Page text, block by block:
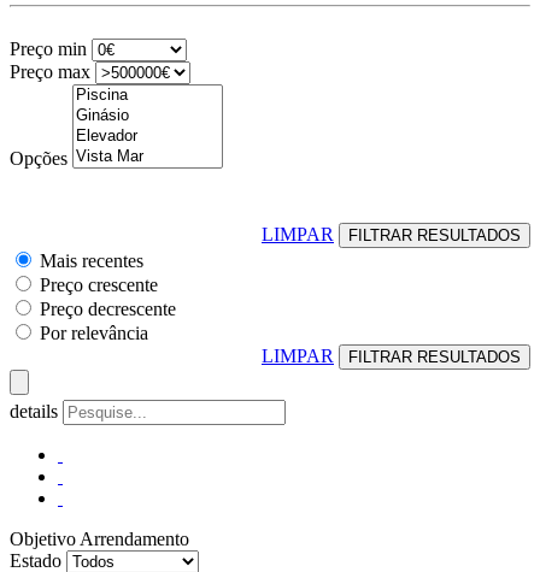
Preço min
Preço max
Opções
LIMPAR
Mais recentes
Preço crescente
Preço decrescente
Por relevância
LIMPAR
details
Objetivo Arrendamento
Estado